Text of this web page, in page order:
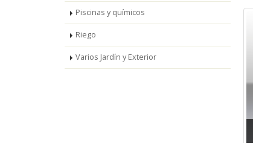
Piscinas y químicos
Riego
Varios Jardín y Exterior